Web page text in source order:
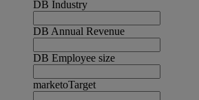
DB Industry
DB Annual Revenue
DB Employee size
marketoTarget